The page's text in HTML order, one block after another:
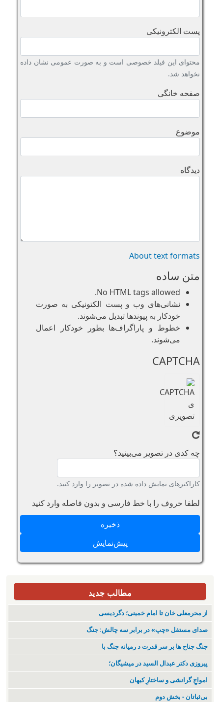
پست الکترونیکی
محتوای این فیلد خصوصی است و به صورت عمومی نشان داده
نخواهد شد.
صفحه خانگی
موضوع
دیدگاه
About text formats
متن ساده
No HTML tags allowed.
نشانی‌های وب و پست الکتونیکی به صورت
خودکار به پیوند‌ها تبدیل می‌شوند.
خطوط و پاراگراف‌ها بطور خودکار اعمال
می‌شوند.
CAPTCHA
چه کدی در تصویر می‌بینید؟
کاراکترهای نمایش داده شده در تصویر را وارد کنید.
لطفا حروف را با خط فارسی و بدون فاصله وارد کنید
مطالب جدید
از محرمعلی خان تا امام خمینی؛ دگردیسی
صدای مستقل «چپ» در برابر سه چالش: جنگ
جنگ جناح ها بر سر قدرت د رمیانە جنگ با
پیروزی دکتر عبدال السید در میشیگان؛
‌امواجِ گرانشی و ساختارِ کیهان
بی‌ثباتان - بخش دوم